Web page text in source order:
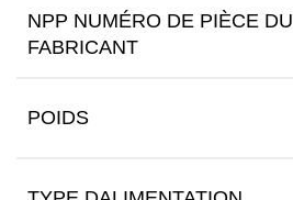
NPP NUMÉRO DE PIÈCE DU
FABRICANT
POIDS